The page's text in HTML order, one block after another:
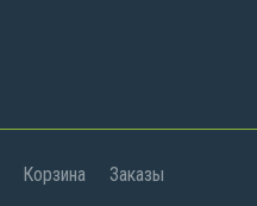
Корзина Заказы